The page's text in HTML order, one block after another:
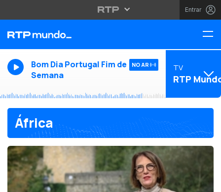
Entrar
Bom Dia Portugal Fim de
Semana
NO AR TV
RTP
África